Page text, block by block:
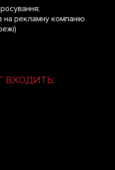
на рекламну компанію
ВХОДИТЬ: